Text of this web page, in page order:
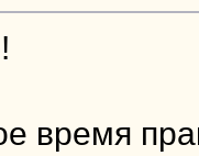
время